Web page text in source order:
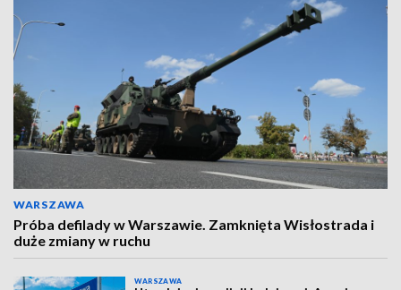
WARSZAWA
Próba defilady w Warszawie. Zamknięta Wisłostrada i
duże zmiany w ruchu
WARSZAWA